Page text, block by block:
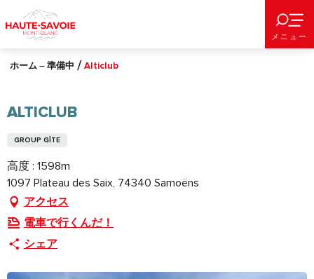
au
contenu
principal
メニュー
ホーム – 準備中 Alticlub
ALTICLUB
GROUP GÎTE
高度 : 1598m
1097 Plateau des Saix, 74340 Samoëns
アクセス
電車で行くんだ！
シェア